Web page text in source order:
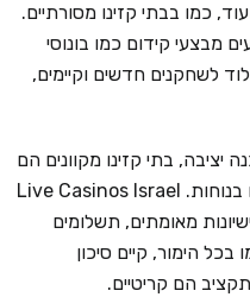
כמו בבתי קזינו מסורתיים.
מבצעי קידום כמו בונוסי
לשחקנים חדשים וקיימים,
בתי קזינו מקוונים הם
דרך מצוינת ליהנות ממשחקי פרימיום בנוחות. Live Casinos Israel
מאומתים, תשלומים
הימור, קיים סיכון
הם קריטיים.